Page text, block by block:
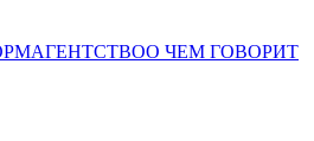
О ЧЕМ ГОВОРИТ